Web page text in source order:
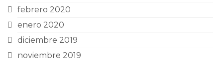
febrero 2020
enero 2020
diciembre 2019
noviembre 2019